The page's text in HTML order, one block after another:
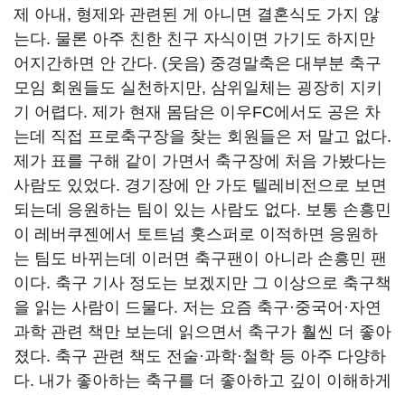
제 아내, 형제와 관련된 게 아니면 결혼식도 가지 않
는다. 물론 아주 친한 친구 자식이면 가기도 하지만
어지간하면 안 간다. (웃음) 중경말축은 대부분 축구
모임 회원들도 실천하지만, 삼위일체는 굉장히 지키
기 어렵다. 제가 현재 몸담은 이우FC에서도 공은 차
는데 직접 프로축구장을 찾는 회원들은 저 말고 없다.
제가 표를 구해 같이 가면서 축구장에 처음 가봤다는
사람도 있었다. 경기장에 안 가도 텔레비전으로 보면
되는데 응원하는 팀이 있는 사람도 없다. 보통 손흥민
이 레버쿠젠에서 토트넘 홋스퍼로 이적하면 응원하
는 팀도 바뀌는데 이러면 축구팬이 아니라 손흥민 팬
이다. 축구 기사 정도는 보겠지만 그 이상으로 축구책
을 읽는 사람이 드물다. 저는 요즘 축구·중국어·자연
과학 관련 책만 보는데 읽으면서 축구가 훨씬 더 좋아
졌다. 축구 관련 책도 전술·과학·철학 등 아주 다양하
다. 내가 좋아하는 축구를 더 좋아하고 깊이 이해하게